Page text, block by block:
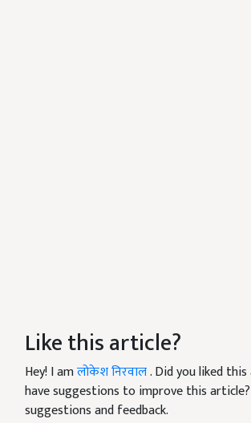
Like this article?
Hey! I amलोकेश निरवाल. Did you liked
have suggestions to improve this article?
suggestions and feedback.